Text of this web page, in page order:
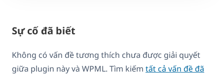
Sự cố đã biết
Không có vấn đề tương thích chưa được giải quyết
giữa plugin này và WPML. Tìm kiếm tất cả vấn đề đã